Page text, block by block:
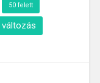
50 felett
változás